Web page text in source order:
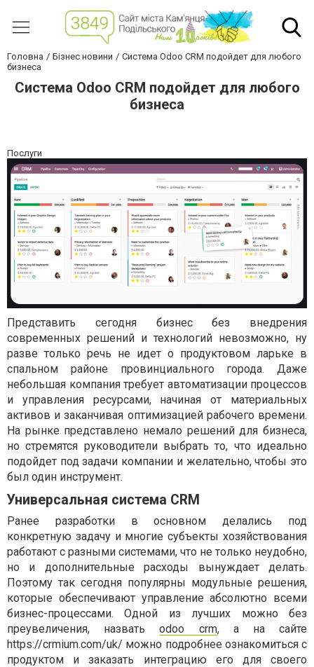
Головна Бізнес новини
Система Odoo CRM подойдет для любого
бизнеса
Система Odoo CRM подойдет для любого
бизнеса
Послуги
Представить сегодня бизнес без внедрения
современных решений и технологий невозможно, ну
разве только речь не идет о продуктовом ларьке в
спальном районе провинциального города. Даже
небольшая компания требует автоматизации процессов
и управления ресурсами, начиная от материальных
активов и заканчивая оптимизацией рабочего времени.
На рынке представлено немало решений для бизнеса,
но стремятся руководители выбрать то, что идеально
подойдет под задачи компании и желательно, чтобы это
был один инструмент.
Универсальная система CRM
Ранее разработки в основном делались под
конкретную задачу и многие субъекты хозяйствования
работают с разными системами, что не только неудобно,
но и дополнительные расходы вынуждает делать.
Поэтому так сегодня популярны модульные решения,
которые обеспечивают управление абсолютно всеми
бизнес-процессами. Одной из лучших можно без
преувеличения, назватьodoo crm, а на сайте
https://crmium.com/uk/ можно подробнее ознакомиться с
продуктом и заказать интеграцию его для своего